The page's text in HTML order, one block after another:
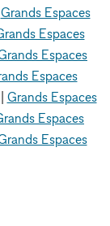
Grands Espaces
Espaces
Espaces
Espaces
Grands Espaces
Espaces
Espaces